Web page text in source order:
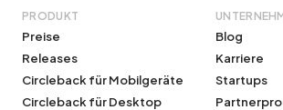
PRODUKT
Preise
Releases
Circleback für Mobilgeräte
Circleback für Desktop
Blog
Karriere
Startups